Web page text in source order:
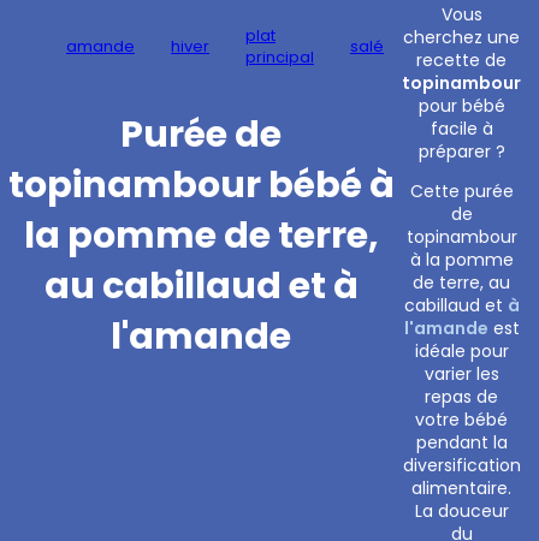
amande hiver
plat
principal
salé
Purée de
topinambour bébé à
la pomme de terre,
au cabillaud et à
l'amande
Vous
cherchez une
recette de
topinambour
pour bébé
facile à
préparer ?
Cette purée
de
topinambour
à la pomme
de terre, au
cabillaud et à
l'amande est
idéale pour
varier les
repas de
votre bébé
pendant la
diversification
alimentaire.
La douceur
du